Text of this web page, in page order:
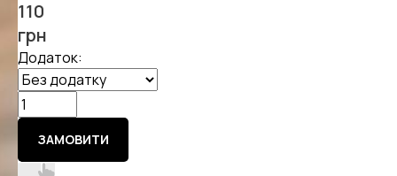
110
грн
Додаток:
ЗАМОВИТИ